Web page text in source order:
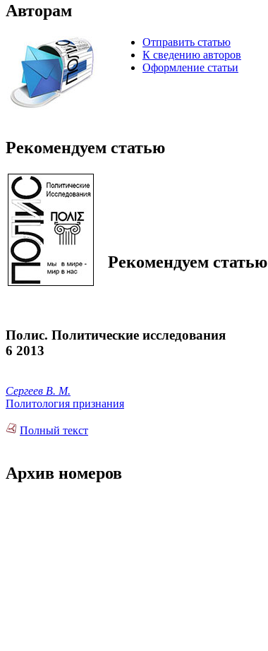
Авторам
Отправить статью
К сведению авторов
Оформление статьи
Рекомендуем статью
Рекомендуем статью
Полис. Политические исследования
6 2013
Сергеев В. М.
Политология признания
Полный текст
Архив номеров